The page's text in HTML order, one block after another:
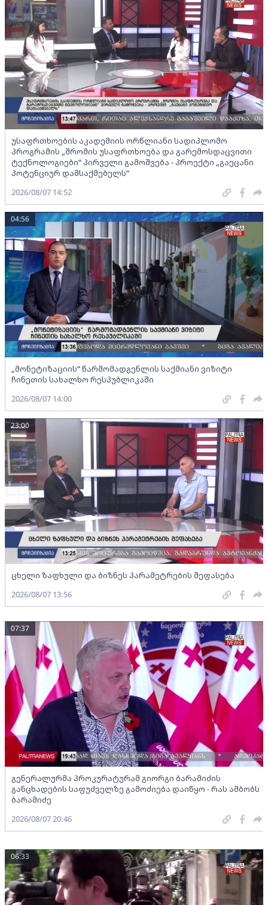
უსაფრთხოების აკადემიის ორწლიანი სადიპლომო
პროგრამის „შრომის უსაფრთხოება და გარემოსდაცვითი
ტექნოლოგიები“ პირველი გამოშვება - პროექტი „გაეცანი
პოტენციურ დამსაქმებელს“
2026/08/07 14:52
„მონეტიზაციის“ წარმომადგენლის საქმიანი ვიზიტი
ჩინეთის სახალხო რესპუბლიკაში
04:56
2026/08/07 14:00
ცხელი ზაფხული და ბიზნეს პარამეტრების შეფასება
23:00
2026/08/07 13:56
გენერალურმა პროკურატურამ გიორგი ბარამიძის
განცხადების საფუძველზე გამოძიება დაიწყო - რას ამბობს
ბარამიძე
07:37
2026/08/07 20:46
06:33